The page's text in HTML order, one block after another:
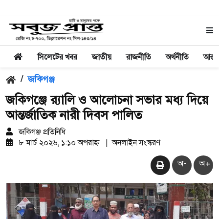
সিলেটের খবর জাতীয় রাজনীতি অর্থনীতি
/ জকিগঞ্জ
জকিগঞ্জে র‍্যালি ও আলোচনা সভার মধ্য দিয়ে
আন্তর্জাতিক নারী দিবস পালিত
জকিগঞ্জ প্রতিনিধি
৮ মার্চ ২০২৬, ১:১০ অপরাহ্ন
অনলাইন সংস্করণ
অ- অ+